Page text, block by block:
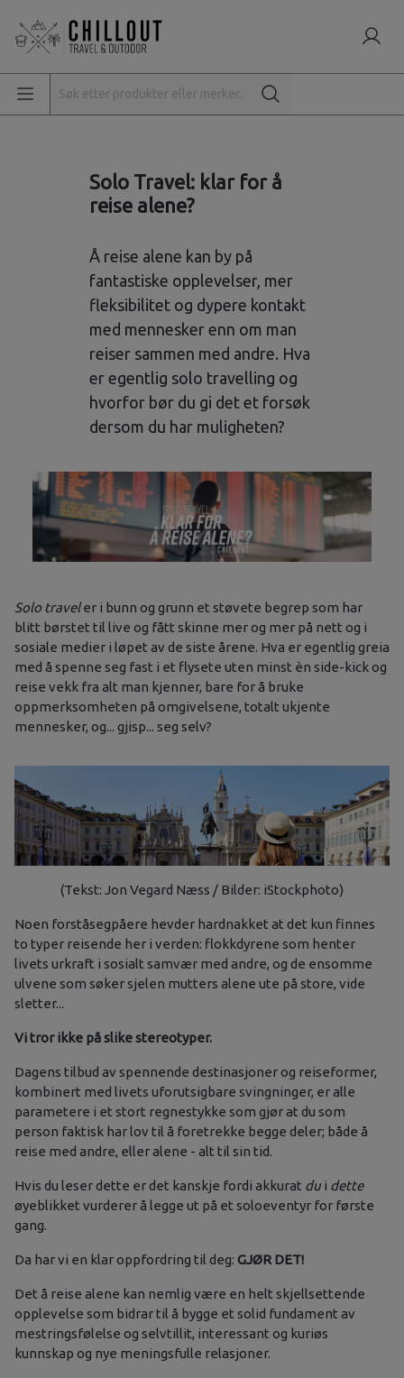
Solo Travel: klar for å
reise alene?
Å reise alene kan by på
fantastiske opplevelser, mer
fleksibilitet og dypere kontakt
med mennesker enn om man
reiser sammen med andre. Hva
er egentlig solo travelling og
hvorfor bør du gi det et forsøk
dersom du har muligheten?
Solo traveler i bunn og grunn et støvete begrep som har
blitt børstet til live og fått skinne mer og mer på nett og i
sosiale medier i løpet av de siste årene. Hva er egentlig greia
med å spenne seg fast i et flysete uten minst èn side-kick og
reise vekk fra alt man kjenner, bare for å bruke
oppmerksomheten på omgivelsene, totalt ukjente
mennesker, og... gjisp... seg selv?
(Tekst: Jon Vegard Næss / Bilder: iStockphoto)
Noen forståsegpåere hevder hardnakket at det kun finnes
to typer reisende her i verden: flokkdyrene som henter
livets urkraft i sosialt samvær med andre, og de ensomme
ulvene som søker sjelen mutters alene ute på store, vide
sletter...
Vi tror ikke på slike stereotyper.
Dagens tilbud av spennende destinasjoner og reiseformer,
kombinert med livets uforutsigbare svingninger, er alle
parametere i et stort regnestykke som gjør at du som
person faktisk har lov til å foretrekke begge deler; både å
reise med andre, eller alene - alt til sin tid.
Hvis du leser dette er det kanskje fordi akkurat du i dette
øyeblikket vurderer å legge ut på et soloeventyr for første
gang.
Da har vi en klar oppfordring til deg: GJØR DET!
Det å reise alene kan nemlig være en helt skjellsettende
opplevelse som bidrar til å bygge et solid fundament av
mestringsfølelse og selvtillit, interessant og kuriøs
kunnskap og nye meningsfulle relasjoner.